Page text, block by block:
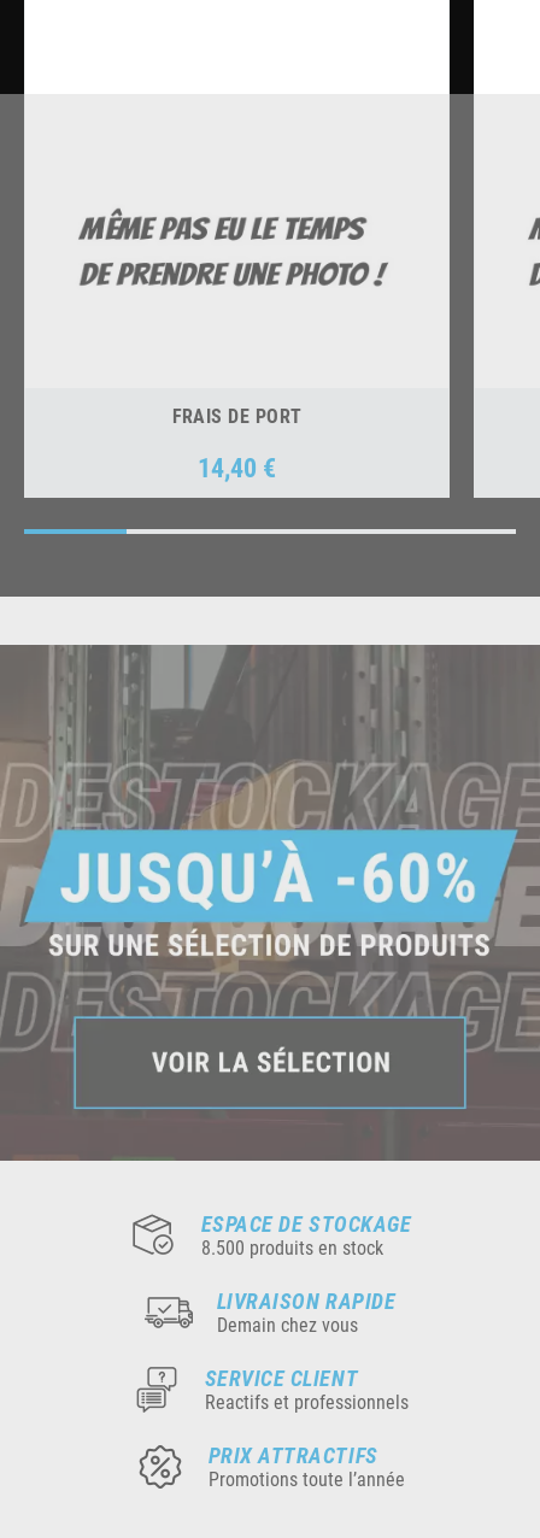
FRAIS DE PORT
Prix
14,40 €
ESPACE DE STOCKAGE
8.500 produits en stock
LIVRAISON RAPIDE
Demain chez vous
SERVICE CLIENT
Reactifs et professionnels
PRIX ATTRACTIFS
Promotions toute l’année